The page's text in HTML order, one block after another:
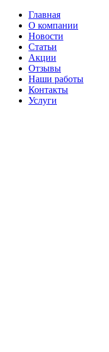
Главная
О компании
Новости
Статьи
Акции
Отзывы
Наши работы
Контакты
Услуги